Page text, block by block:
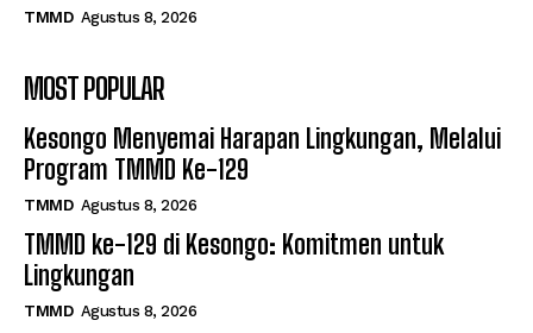
TMMD Agustus 8, 2026
MOST POPULAR
Kesongo Menyemai Harapan Lingkungan, Melalui
Program TMMD Ke-129
TMMD Agustus 8, 2026
TMMD ke-129 di Kesongo: Komitmen untuk
Lingkungan
TMMD Agustus 8, 2026